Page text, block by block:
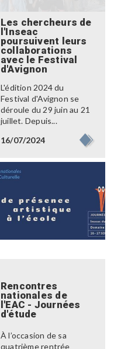
Les chercheurs de
l'Inseac
poursuivent leurs
collaborations
avec le Festival
d'Avignon
L'édition 2024 du
Festival d'Avignon se
déroule du 29 juin au 21
juillet. Depuis...
16/07/2024
Rencontres
nationales de
l'EAC - Journées
d'étude
À l’occasion de sa
quatrième rentrée